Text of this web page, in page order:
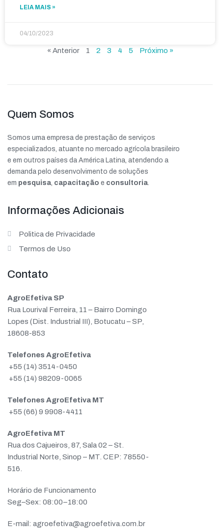
LEIA MAIS »
04/10/2023
« Anterior 1 2 3 4 5 Próximo »
Quem Somos
Somos uma empresa de prestação de serviços
especializados, atuante no mercado agrícola brasileiro
e em outros países da América Latina, atendendo a
demanda pelo desenvolvimento de soluções
em pesquisa, capacitação e consultoria.
Informações Adicionais
Politica de Privacidade
Termos de Uso
Contato
AgroEfetiva SP
Rua Lourival Ferreira, 11 – Bairro Domingo
Lopes (Dist. Industrial III), Botucatu – SP,
18608-853
Telefones AgroEfetiva
+55 (14) 3514-0450
+55 (14) 98209-0065
Telefones AgroEfetiva MT
+55 (66) 9 9908-4411
AgroEfetiva MT
Rua dos Cajueiros, 87, Sala 02 – St.
Industrial Norte, Sinop – MT. CEP: 78550-
516.
Horário de Funcionamento
Seg–Sex: 08:00–18:00
E-mail: agroefetiva@agroefetiva.com.br